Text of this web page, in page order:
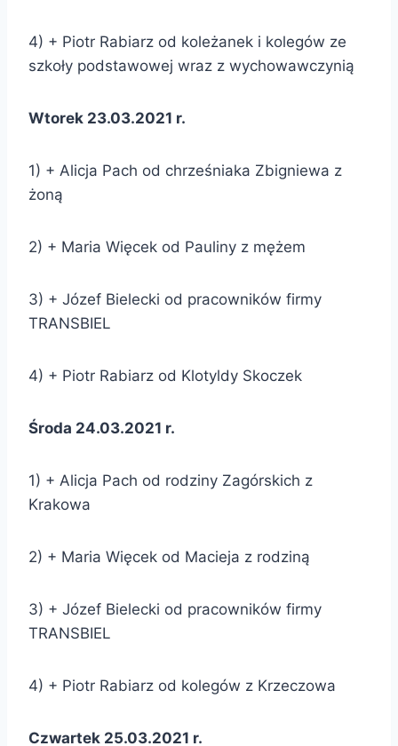
4) + Piotr Rabiarz od koleżanek i kolegów ze
szkoły podstawowej wraz z wychowawczynią
Wtorek 23.03.2021 r.
1) + Alicja Pach od chrześniaka Zbigniewa z
żoną
2) + Maria Więcek od Pauliny z mężem
3) + Józef Bielecki od pracowników firmy
TRANSBIEL
4) + Piotr Rabiarz od Klotyldy Skoczek
Środa 24.03.2021 r.
1) + Alicja Pach od rodziny Zagórskich z
Krakowa
2) + Maria Więcek od Macieja z rodziną
3) + Józef Bielecki od pracowników firmy
TRANSBIEL
4) + Piotr Rabiarz od kolegów z Krzeczowa
Czwartek 25.03.2021 r.